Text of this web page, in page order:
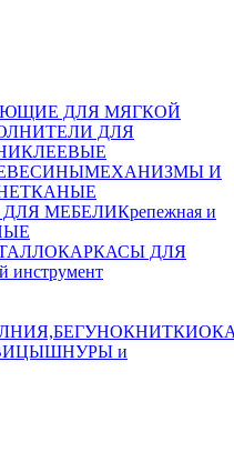
ДЛЯ МЯГКОЙ
ДЛЯ
КЛЕЕВЫЕ
МЕХАНИЗМЫ И
МЕБЕЛИКрепежная и
ДЛЯ
инструмент
НИТКИ
ШНУРЫ и